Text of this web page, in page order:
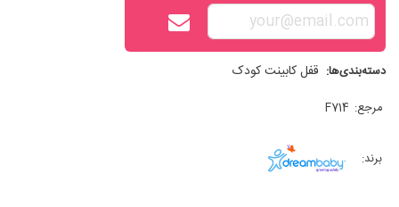
دسته‌بندی‌ها: قفل کابینت کودک
مرجع: F714
برند: